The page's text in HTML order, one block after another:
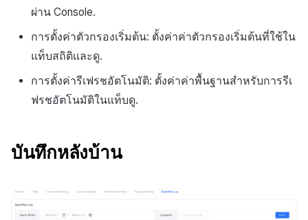
ผ่าน Console.
การตั้งค่าตัวกรองเริ่มต้น: ตั้งค่าค่าตัวกรองเริ่มต้นที่ใช้ใน
แท็บสถิติและดู.
การตั้งค่ารีเฟรชอัตโนมัติ: ตั้งค่าค่าพื้นฐานสำหรับการรีเ
ฟรชอัตโนมัติในแท็บดู.
บันทึกหลังบ้าน